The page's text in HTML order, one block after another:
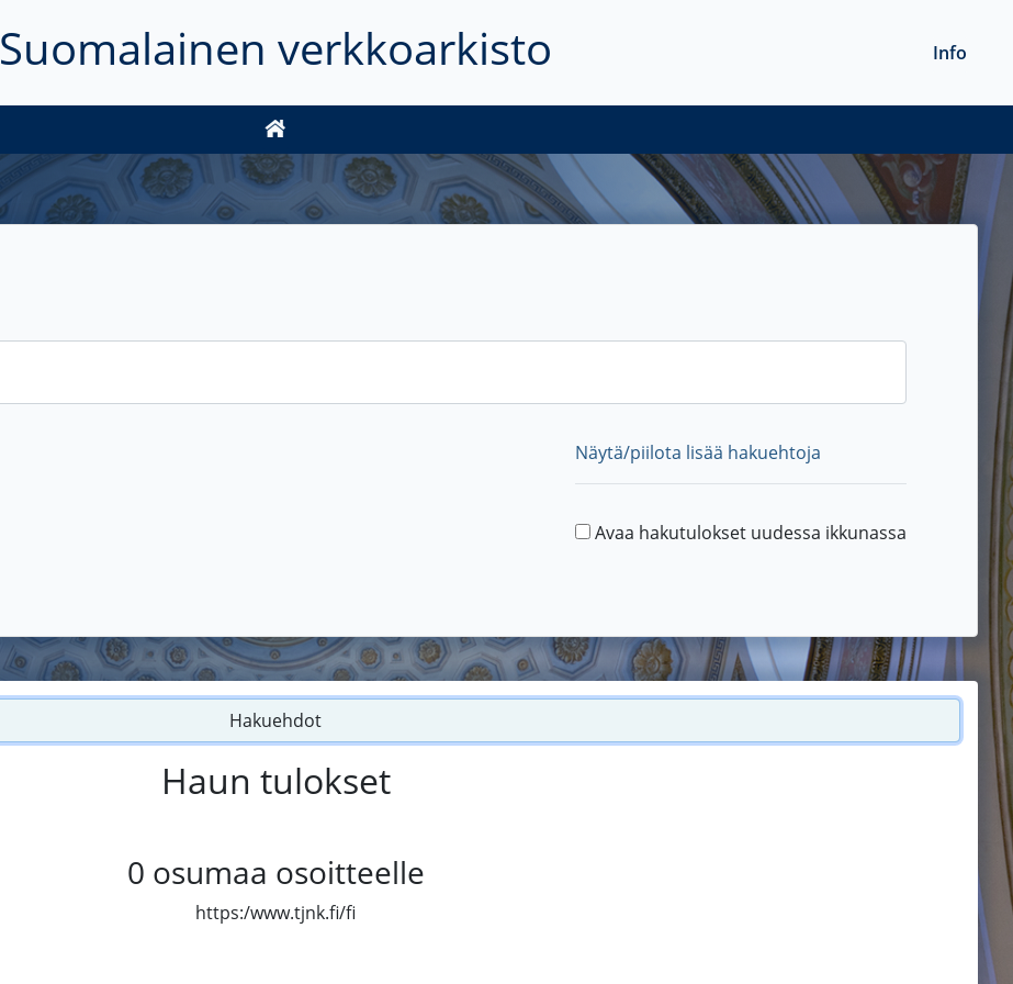
Suomalainen verkkoarkisto Info
Näytä/piilota lisää hakuehtoja
Avaa hakutulokset uudessa ikkunassa
Hakuehdot
Haun tulokset
0 osumaa osoitteelle
https:/www.tjnk.fi/fi